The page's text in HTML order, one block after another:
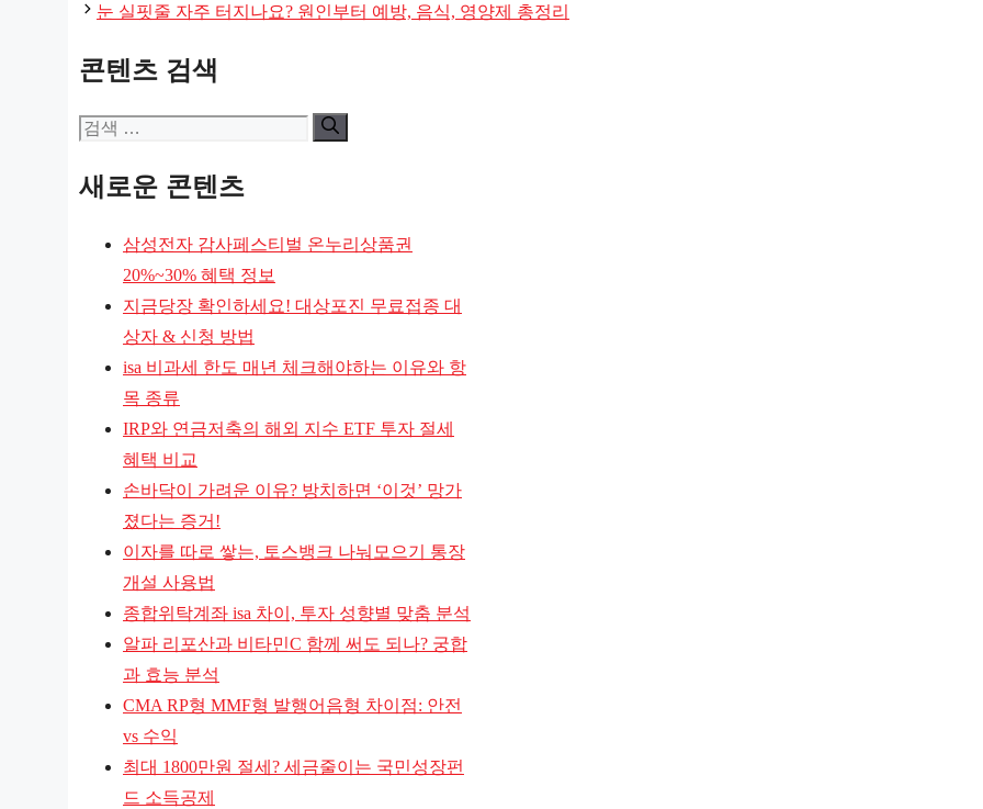
고
눈 실핏줄 자주 터지나요? 원인부터 예방, 음식, 영양제 총정리
콘텐츠 검색
검
새로운 콘텐츠
삼성전자 감사페스티벌 온누리상품권
20%~30% 혜택 정보
지금당장 확인하세요! 대상포진 무료접종 대
상자 & 신청 방법
isa 비과세 한도 매년 체크해야하는 이유와 항
목 종류
IRP와 연금저축의 해외 지수 ETF 투자 절세
혜택 비교
손바닥이 가려운 이유? 방치하면 ‘이것’ 망가
졌다는 증거!
이자를 따로 쌓는, 토스뱅크 나눠모으기 통장
개설 사용법
종합위탁계좌 isa 차이, 투자 성향별 맞춤 분석
알파 리포산과 비타민C 함께 써도 되나? 궁합
과 효능 분석
CMA RP형 MMF형 발행어음형 차이점: 안전
vs 수익
최대 1800만원 절세? 세금줄이는 국민성장펀
드 소득공제